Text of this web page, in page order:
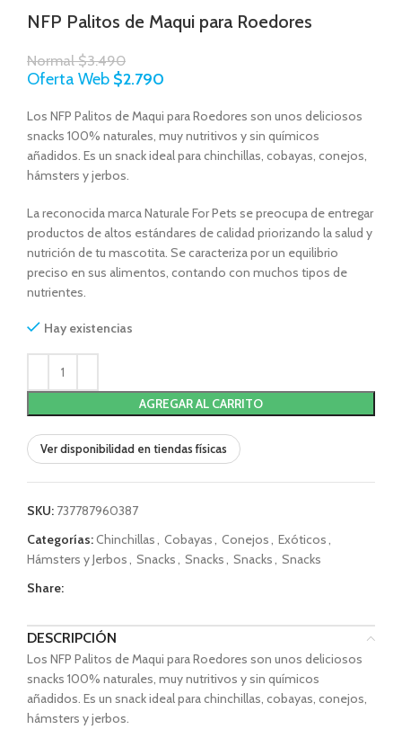
NFP Palitos de Maqui para Roedores
Normal$3.490
Oferta Web $2.790
Los NFP Palitos de Maqui para Roedores son unos deliciosos
snacks 100% naturales, muy nutritivos y sin químicos
añadidos. Es un snack ideal para chinchillas, cobayas, conejos,
hámsters y jerbos.
La reconocida marca Naturale For Pets se preocupa de entregar
productos de altos estándares de calidad priorizando la salud y
nutrición de tu mascotita. Se caracteriza por un equilibrio
preciso en sus alimentos, contando con muchos tipos de
nutrientes.
Hay existencias
AGREGAR AL CARRITO
Ver disponibilidad en tiendas físicas
SKU: 737787960387
Categorías:Chinchillas, Cobayas, Conejos, Exóticos,
Hámsters y Jerbos, Snacks, Snacks, Snacks, Snacks
Share:
DESCRIPCIÓN
Los NFP Palitos de Maqui para Roedores son unos deliciosos
snacks 100% naturales, muy nutritivos y sin químicos
añadidos. Es un snack ideal para chinchillas, cobayas, conejos,
hámsters y jerbos.